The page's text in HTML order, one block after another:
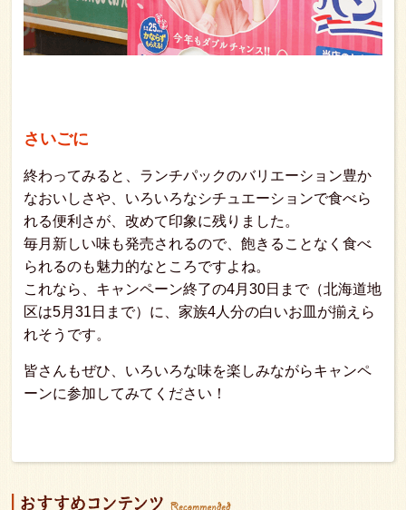
さいごに
終わってみると、ランチパックのバリエーション豊か
なおいしさや、いろいろなシチュエーションで食べら
れる便利さが、改めて印象に残りました。
毎月新しい味も発売されるので、飽きることなく食べ
られるのも魅力的なところですよね。
これなら、キャンペーン終了の4月30日まで（北海道地
区は5月31日まで）に、家族4人分の白いお皿が揃えら
れそうです。
皆さんもぜひ、いろいろな味を楽しみながらキャンペ
ーンに参加してみてください！